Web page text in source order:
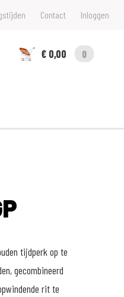
Contact Inloggen
€ 0,00
0
tijdperk op te
gecombineerd
rit te